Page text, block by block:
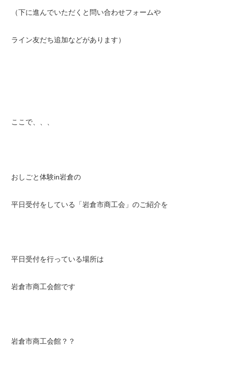
（下に進んでいただくと問い合わせフォームや
ライン友だち追加などがあります）
ここで、、、
おしごと体験in岩倉の
平日受付をしている「岩倉市商工会」のご紹介を
平日受付を行っている場所は
岩倉市商工会館です
岩倉市商工会館？？